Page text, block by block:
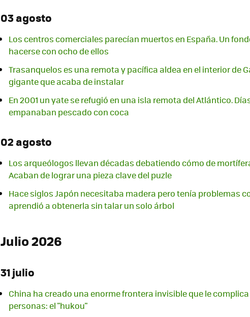
03 agosto
Los centros comerciales parecían muertos en España. Un
hacerse con ocho de ellos
Trasanquelos es una remota y pacífica aldea en el interior de
gigante que acaba de instalar
En 2001 un yate se refugió en una isla remota del Atlántico.
empanaban pescado con coca
02 agosto
Los arqueólogos llevan décadas debatiendo cómo de
Acaban de lograr una pieza clave del puzle
Hace siglos Japón necesitaba madera pero tenía problemas
aprendió a obtenerla sin talar un solo árbol
Julio 2026
31 julio
China ha creado una enorme frontera invisible que le
personas: el "hukou"